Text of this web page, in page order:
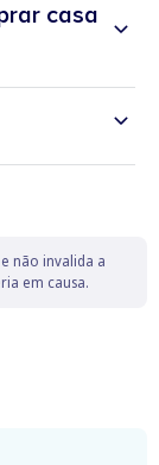
crédito
casa
não invalida a
em causa.